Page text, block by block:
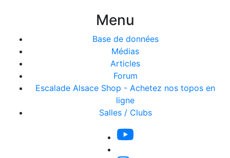
Menu
Base de données
Médias
Articles
Forum
Escalade Alsace Shop - Achetez nos topos en
ligne
Salles / Clubs